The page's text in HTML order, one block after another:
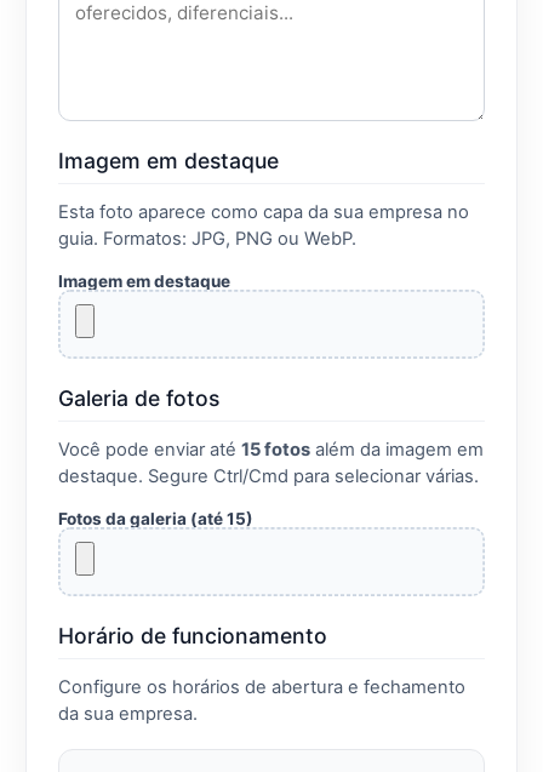
Imagem em destaque
Esta foto aparece como capa da sua empresa no
guia. Formatos: JPG, PNG ou WebP.
Imagem em destaque
Galeria de fotos
Você pode enviar até 15 fotos além da imagem em
destaque. Segure Ctrl/Cmd para selecionar várias.
Fotos da galeria (até 15)
Horário de funcionamento
Configure os horários de abertura e fechamento
da sua empresa.